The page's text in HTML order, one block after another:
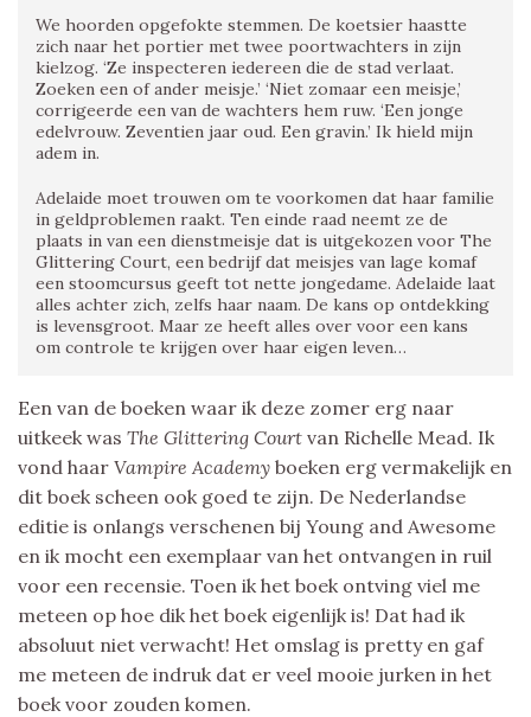
We hoorden opgefokte stemmen. De koetsier haastte
zich naar het portier met twee poortwachters in zijn
kielzog. ‘Ze inspecteren iedereen die de stad verlaat.
Zoeken een of ander meisje.’ ‘Niet zomaar een meisje,’
corrigeerde een van de wachters hem ruw. ‘Een jonge
edelvrouw. Zeventien jaar oud. Een gravin.’ Ik hield mijn
adem in.
Adelaide moet trouwen om te voorkomen dat haar familie
in geldproblemen raakt. Ten einde raad neemt ze de
plaats in van een dienstmeisje dat is uitgekozen voor The
Glittering Court, een bedrijf dat meisjes van lage komaf
een stoomcursus geeft tot nette jongedame. Adelaide laat
alles achter zich, zelfs haar naam. De kans op ontdekking
is levensgroot. Maar ze heeft alles over voor een kans
om controle te krijgen over haar eigen leven…
Een van de boeken waar ik deze zomer erg naar
uitkeek was The Glittering Court van Richelle Mead. Ik
vond haar Vampire Academy boeken erg vermakelijk en
dit boek scheen ook goed te zijn. De Nederlandse
editie is onlangs verschenen bij Young and Awesome
en ik mocht een exemplaar van het ontvangen in ruil
voor een recensie. Toen ik het boek ontving viel me
meteen op hoe dik het boek eigenlijk is! Dat had ik
absoluut niet verwacht! Het omslag is pretty en gaf
me meteen de indruk dat er veel mooie jurken in het
boek voor zouden komen.